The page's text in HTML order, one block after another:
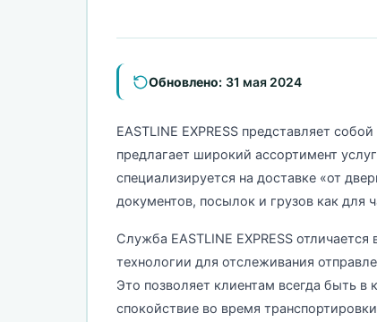
Обновлено: 31 мая 2024
EASTLINE EXPRESS представляет
предлагает широкий ассортимент
специализируется на доставке «от
документов, посылок и грузов как для
Служба EASTLINE EXPRESS
технологии для отслеживания
Это позволяет клиентам всегда быть в
спокойствие во время